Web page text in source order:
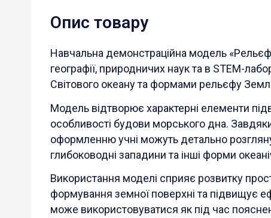
Опис товару
Навчальна демонстраційна модель
географії, природничих наук та в STEM-
Світового океану та формами рельєфу
Модель відтворює характерні елементи
особливості будови морського дна.
оформленню учні можуть детально
глибоководні западини та інші форми
Використання моделі сприяє розвитку
формування земної поверхні та підвищує
може використовуватися як під час